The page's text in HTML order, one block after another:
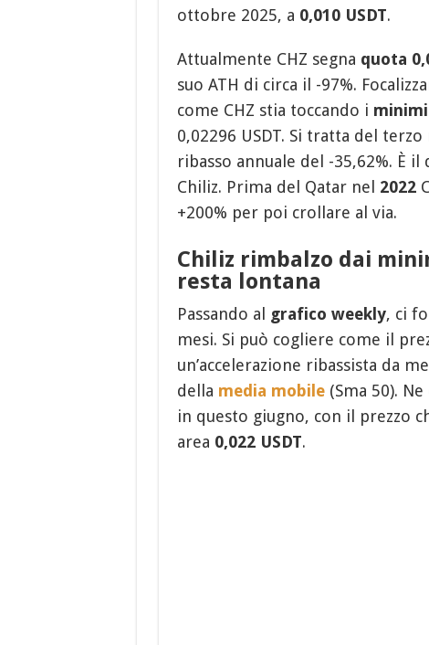
ottobre 2025, a 0,010 USDT.
Attualmente CHZ segna quota
suo ATH di circa il -97%.
come CHZ stia toccando i
0,02296 USDT. Si tratta del
ribasso annuale del -35,62%. È
Chiliz. Prima del Qatar nel 2022
+200% per poi crollare al via.
Chiliz rimbalzo dai
resta lontana
Passando al grafico weekly, ci
mesi. Si può cogliere come il
un’accelerazione ribassista da
della media mobile(Sma 50).
in questo giugno, con il prezzo
area 0,022 USDT.